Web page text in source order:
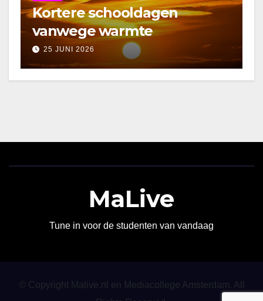
Kortere schooldagen
vanwege warmte
25 JUNI 2026
MaLive
Tune in voor de studenten van vandaag
© Copyright Malive.nl en Mediacollege Amsterdam. All